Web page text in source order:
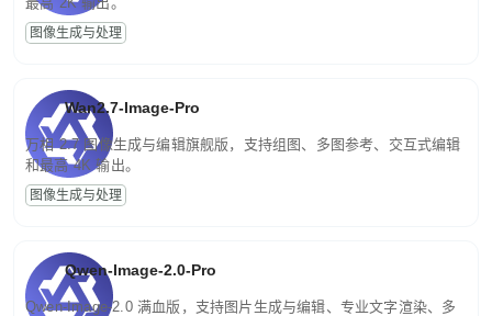
图像生成与处理
Wan2.7-Image-Pro
万相 2.7 图像生成与编辑旗舰版，支持组图、多图参考、交互式编辑
和最高 4K 输出。
图像生成与处理
Qwen-Image-2.0-Pro
Qwen-Image-2.0 满血版，支持图片生成与编辑、专业文字渲染、多